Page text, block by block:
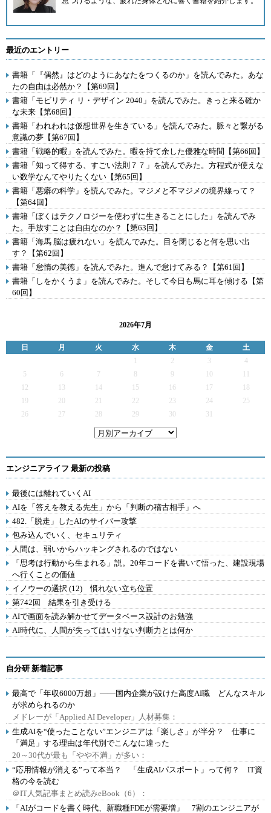
最近のエントリー
書籍「『偶然』はどのようにあなたをつくるのか」を読んでみた。あな
たの自由は必然か？【第69回】
書籍「モビリティ リ・デザイン 2040」を読んでみた。きっと来る確か
な未来【第68回】
書籍「われわれは仮想世界を生きている」を読んでみた。脈々と繋がる
意識の夢【第67回】
書籍「戦略的暇」を読んでみた。暇を持て余した優雅な時間【第66回】
書籍「知って得する、すごい法則７７」を読んでみた。方程式が使えな
い数学なんてやりたくない【第65回】
書籍「悪癖の科学」を読んでみた。マジメと不マジメの境界線って？
【第64回】
書籍「ぼくはテクノロジーを使わずに生きることにした」を読んでみ
た。手放すことは自由なのか？【第63回】
書籍「海馬 脳は疲れない」を読んでみた。目を閉じると何を思い出
す？【第62回】
書籍「怠惰の美徳」を読んでみた。進んで怠けてみる？【第61回】
書籍「しをかくうま」を読んでみた。そして今日も馬に耳を傾ける【第
60回】
2026年7月
日 月 火 水 木 金
土
2 3
4
5
6 7 9
12
13 14 15 16 17
19
20 21 22 23 24
25
26
27 28 29 30 31
エンジニアライフ 最新の投稿
最後には離れていくAI
AIを「答えを教える先生」から「判断の稽古相手」へ
482.「脱走」したAIのサイバー攻撃
包み込んでいく、セキュリティ
人間は、弱いからハッキングされるのではない
「思考は行動から生まれる」説。20年コードを書いて悟った、建設現場
へ行くことの価値
イノウーの選択 (12) 慣れない立ち位置
第742回 結果を引き受ける
AIで画面を読み解かせてデータベース設計のお勉強
AI時代に、人間が失ってはいけない判断力とは何か
自分研 新着記事
最高で「年収6000万超」――国内企業が設けた高度AI職 どんなスキル
が求められるのか
メドレーが「Applied AI Developer」人材募集：
生成AIを“使ったことない”エンジニアは「楽しさ」が半分？ 仕事に
「満足」する理由は年代別でこんなに違った
20～30代が最も「やや不満」が多い：
“応用情報が消える”って本当？ 「生成AIパスポート」って何？ IT資
格の今を読む
＠IT人気記事まとめ読みeBook（6）：
「AIがコードを書く時代、新職種FDEが需要増」 7割のエンジニアが